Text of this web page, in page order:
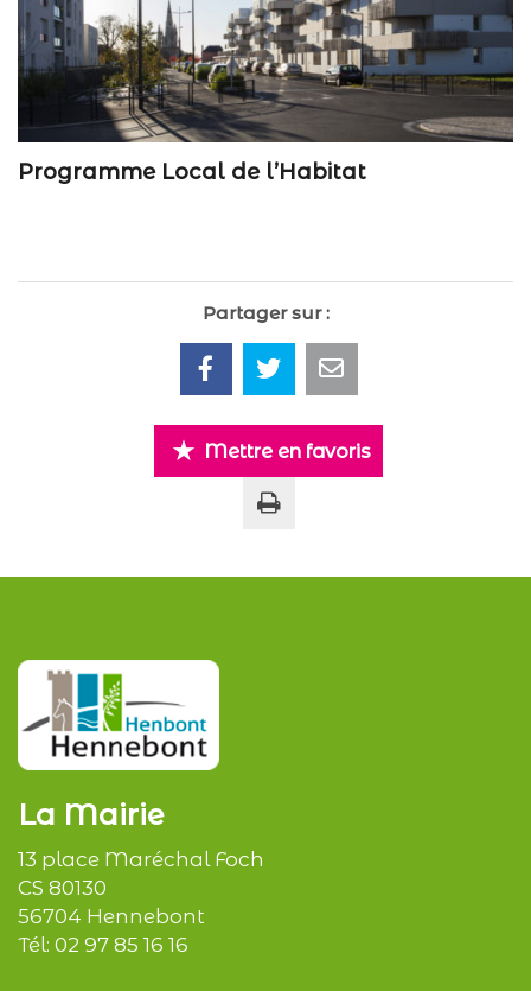
Programme Local de l’Habitat
Partager sur :
Mettre en favoris
La Mairie
13 place Maréchal Foch
CS 80130
56704 Hennebont
Tél: 02 97 85 16 16